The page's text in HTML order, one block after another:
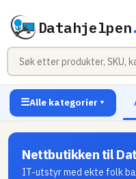
Datahjelpen
☰Alle kategorier ▼
Nettbutikken til
IT-utstyr med ekte folk